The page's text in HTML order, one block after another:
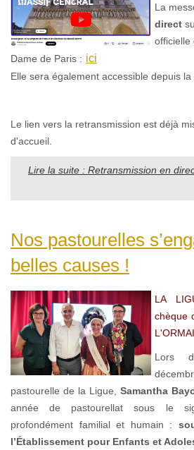
La
direct
officielle
Dame de Paris : ici
Elle sera également accessible depuis la
Le lien vers la retransmission est déjà
d'accueil.
Lire la suite : Retransmission en
Nos pastourelles
belles causes !
LA
chèque
Lors
pastourelle de la Ligue, Samantha
année de pastourellat sous le
profondément familial et humain :
l’Établissement pour Enfants et